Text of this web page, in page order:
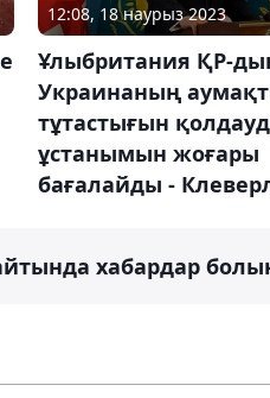
12:08, 18 наурыз 2023
Ұлыбритания ҚР-
Украинаның
тұтастығын
ұстанымын жоғары
бағалайды -
хабардар